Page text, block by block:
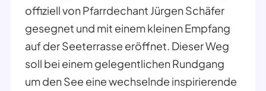
offiziell von Pfarrdechant Jürgen Schäfer
gesegnet und mit einem kleinen Empfang
auf der Seeterrasse eröffnet. Dieser Weg
soll bei einem gelegentlichen Rundgang
um den See eine wechselnde inspirierende